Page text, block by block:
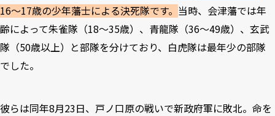
16〜17歳の少年藩士による決死隊です。 当時、会津藩では年
齢によって朱雀隊（18〜35歳）、青龍隊（36〜49歳）、玄武
隊（50歳以上）と部隊を分けており、白虎隊は最年少の部隊
でした。
彼らは同年8月23日、戸ノ口原の戦いで新政府軍に敗北。命を